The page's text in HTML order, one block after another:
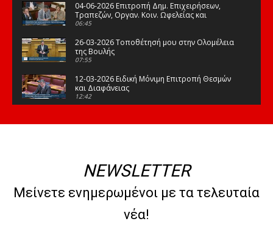
04-06-2026 Επιτροπή Δημ. Επιχειρήσεων,
Τραπεζών, Οργαν. Κοιν. Ωφελείας και
Φορέων Κοινων. Ασφάλισης
06:45
26-03-2026 Τοποθέτησή μου στην Ολομέλεια
της Βουλής
07:55
12-03-2026 Ειδική Μόνιμη Επιτροπή Θεσμών
και Διαφάνειας
12:42
της Βουλής
08:47
10-02-2026 Διαρκής Επιτροπή Μορφωτικών
Υποθέσεων
NEWSLETTER
Μείνετε ενημερωμένοι με τα τελευταία
νέα!